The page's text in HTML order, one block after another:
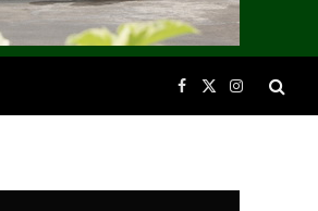
Facebook
X
(Twitter)
Instagram